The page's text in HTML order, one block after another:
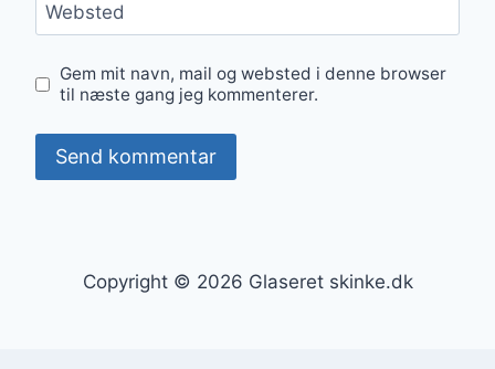
Websted
Gem mit navn, mail og websted i denne browser
til næste gang jeg kommenterer.
Copyright © 2026 Glaseret skinke.dk